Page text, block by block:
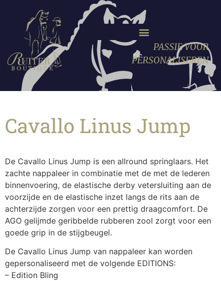
PASSIE VOOR
PERSONALISEREN
Cavallo Linus Jump
De Cavallo Linus Jump is een allround springlaars. Het
zachte nappaleer in combinatie met de met de lederen
binnenvoering, de elastische derby vetersluiting aan de
voorzijde en de elastische inzet langs de rits aan de
achterzijde zorgen voor een prettig draagcomfort. De
AGO gelijmde geribbelde rubberen zool zorgt voor een
goede grip in de stijgbeugel.
De Cavallo Linus Jump van nappaleer kan worden
gepersonaliseerd met de volgende EDITIONS:
– Edition Bling